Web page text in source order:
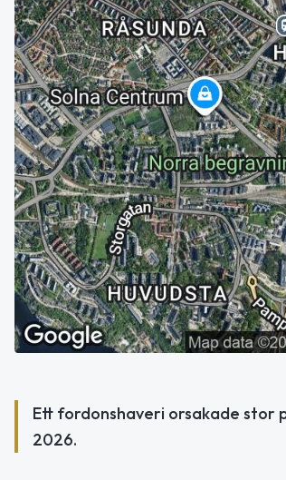
Ett fordonshaveri orsakade stor
2026.